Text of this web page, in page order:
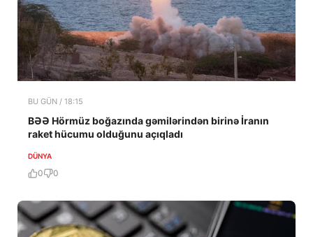
BU GÜN / 18:15
BƏƏ Hörmüz boğazında gəmilərindən birinə İranın
raket hücumu olduğunu açıqladı
DÜNYA
0 0